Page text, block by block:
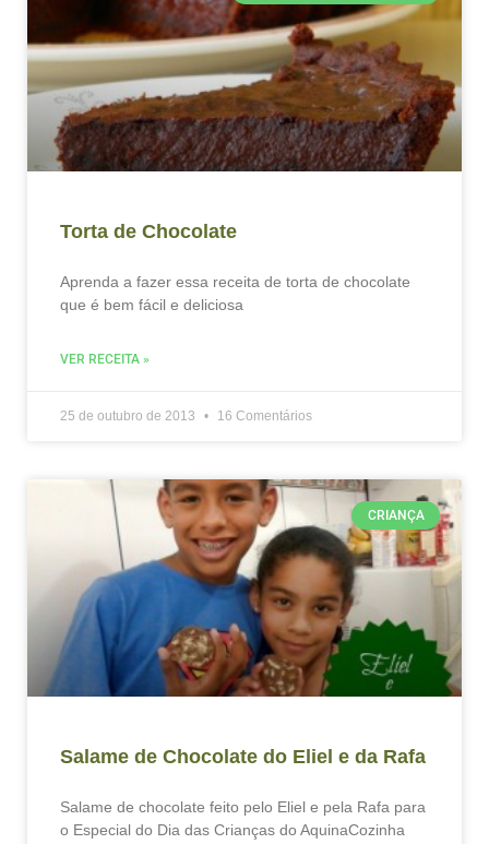
Torta de Chocolate
Aprenda a fazer essa receita de torta de chocolate
que é bem fácil e deliciosa
VER RECEITA »
25 de outubro de 2013 16 Comentários
CRIANÇA
Salame de Chocolate do Eliel e da Rafa
Salame de chocolate feito pelo Eliel e pela Rafa para
o Especial do Dia das Crianças do AquinaCozinha